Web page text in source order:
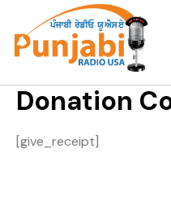
Donation
[give_receipt]